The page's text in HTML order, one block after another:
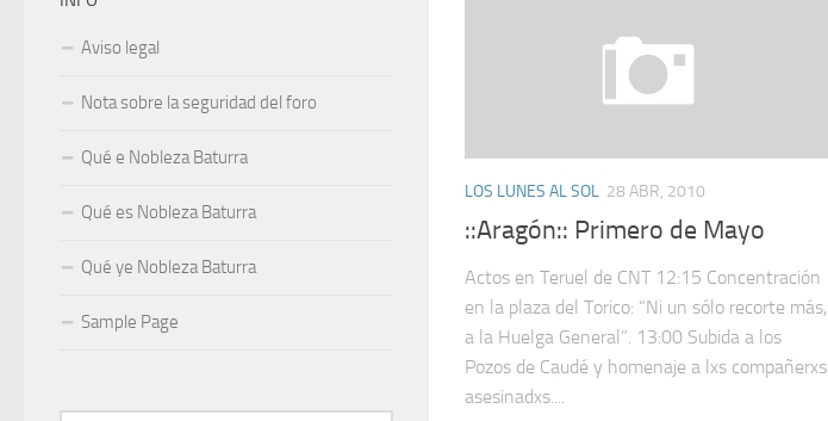
LOS LUNES AL SOL 28 ABR, 2010
::Aragón:: Primero de Mayo
Actos en Teruel de CNT 12:15 Concentración
en la plaza del Torico: “Ni un sólo recorte más,
a la Huelga General”. 13:00 Subida a los
Pozos de Caudé y homenaje a lxs compañerxs
asesinadxs....
Aviso legal
Nota sobre la seguridad del foro
Qué e Nobleza Baturra
Qué es Nobleza Baturra
Qué ye Nobleza Baturra
Sample Page